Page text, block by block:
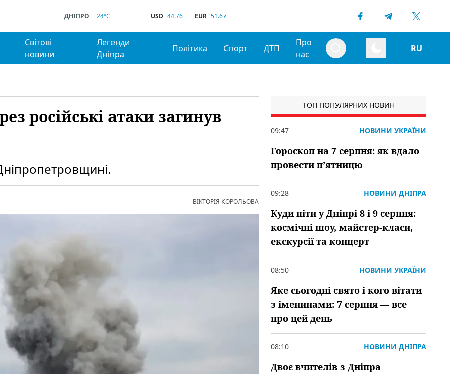
ДНІПРО +24°C USD 44.76 EUR 51.67
Світові
новини
Легенди
Дніпра
Політика Спорт ДТП
Про
нас
RU
російські атаки загинув
ВІКТОРІЯ КОРОЛЬОВА
ТОП ПОПУЛЯРНИХ НОВИН
09:47 НОВИНИ УКРАЇНИ
Гороскоп на 7 серпня: як вдало
провести пʼятницю
09:28 НОВИНИ ДНІПРА
Куди піти у Дніпрі 8 і 9 серпня:
космічні шоу, майстер-класи,
екскурсії та концерт
08:50 НОВИНИ УКРАЇНИ
Яке сьогодні свято і кого вітати
з іменинами: 7 серпня — все
про цей день
08:10 НОВИНИ ДНІПРА
Двоє вчителів з Дніпра